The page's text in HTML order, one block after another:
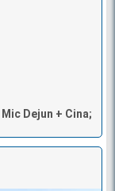
Dejun + Cina;